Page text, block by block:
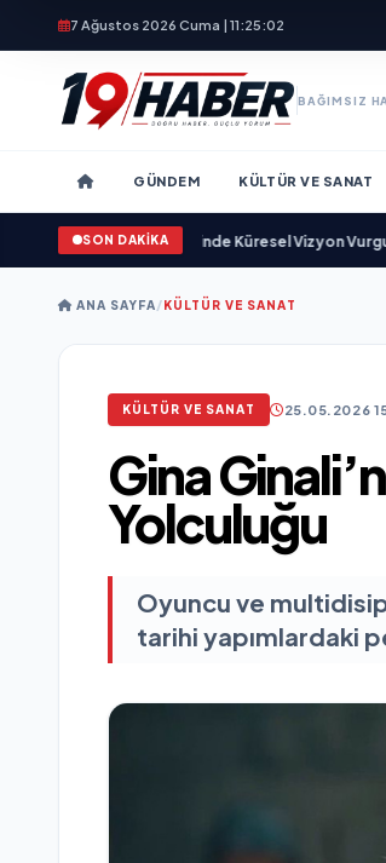
7 Ağustos 2026 Cuma | 11:25:04
BAĞIMSIZ
GÜNDEM KÜLTÜR VE SANAT
SON DAKİKA
Savunma Sanayinde Küresel Vizyon Vurgusu•
ANA SAYFA/KÜLTÜR VE SANAT
KÜLTÜR VE SANAT 25.05.2026
Gina
Yolculuğu
Oyuncu ve
tarihi yapımlardaki